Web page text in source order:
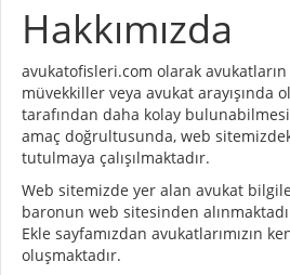
Hakkımızda
avukatofisleri.com olarak
müvekkiller veya avukat arayışında
tarafından daha kolay
amaç doğrultusunda, web
tutulmaya çalışılmaktadır.
Web sitemizde yer alan avukat
baronun web sitesinden
Ekle sayfamızdan avukatlarımızın
oluşmaktadır.